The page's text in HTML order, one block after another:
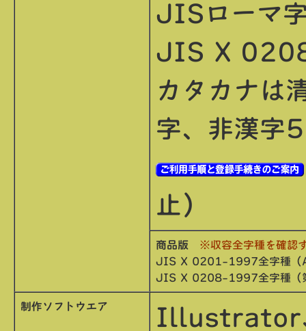
JISローマ
JIS X
カタカナは
字、非漢字
止）
商品版 ※収容全字種を確認
JIS X 0201-1997全字種（
JIS X 0208-1997全字種（
制作ソフトウエア
Illustrator